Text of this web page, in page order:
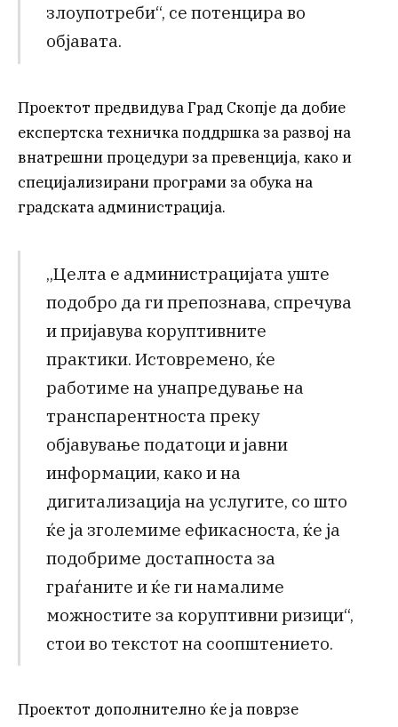
злоупотреби“, се потенцира во
објавата.
Проектот предвидува Град Скопје да добие
експертска техничка поддршка за развој на
внатрешни процедури за превенција, како и
специјализирани програми за обука на
градската администрација.
„Целта е администрацијата уште
подобро да ги препознава, спречува
и пријавува коруптивните
практики. Истовремено, ќе
работиме на унапредување на
транспарентноста преку
објавување податоци и јавни
информации, како и на
дигитализација на услугите, со што
ќе ја зголемиме ефикасноста, ќе ја
подобриме достапноста за
граѓаните и ќе ги намалиме
можностите за коруптивни ризици“,
стои во текстот на соопштението.
Проектот дополнително ќе ја поврзе